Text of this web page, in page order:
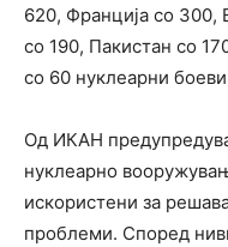
620, Франција со 300,
со 190, Пакистан со
со 60 нуклеарни боеви
Од ИКАН
нуклеарно
искористени за
проблеми. Според